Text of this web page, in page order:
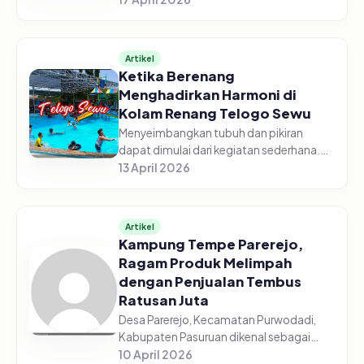
Artikel
Ketika Berenang
Menghadirkan Harmoni di
Kolam Renang Telogo Sewu
Menyeimbangkan tubuh dan pikiran
dapat dimulai dari kegiatan sederhana.
Menyambangi Kolam Renang Telogo
i...
13 April 2026
Artikel
Kampung Tempe Parerejo,
Ragam Produk Melimpah
dengan Penjualan Tembus
Ratusan Juta
Desa Parerejo, Kecamatan Purwodadi,
Kabupaten Pasuruan dikenal sebagai
salah satu sentra produksi tempe yang
10 April 2026